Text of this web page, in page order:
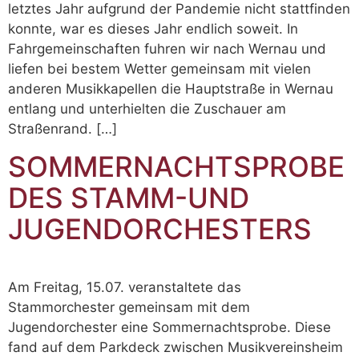
letztes Jahr aufgrund der Pandemie nicht stattfinden
konnte, war es dieses Jahr endlich soweit. In
Fahrgemeinschaften fuhren wir nach Wernau und
liefen bei bestem Wetter gemeinsam mit vielen
anderen Musikkapellen die Hauptstraße in Wernau
entlang und unterhielten die Zuschauer am
Straßenrand. […]
SOMMERNACHTSPROBE
DES STAMM-UND
JUGENDORCHESTERS
Am Freitag, 15.07. veranstaltete das
Stammorchester gemeinsam mit dem
Jugendorchester eine Sommernachtsprobe. Diese
fand auf dem Parkdeck zwischen Musikvereinsheim